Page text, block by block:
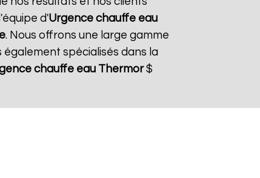
d'Urgence chauffe eau
. Nous offrons une large gamme
également spécialisés dans la
chauffe eau Thermor$